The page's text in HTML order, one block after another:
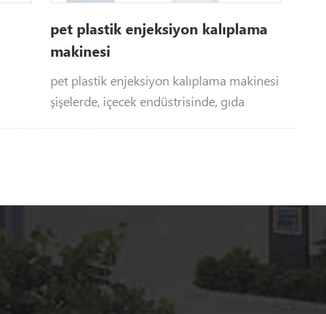
pet plastik enjeksiyon kalıplama
makinesi
pet plastik enjeksiyon kalıplama makinesi
şişelerde, içecek endüstrisinde, gıda